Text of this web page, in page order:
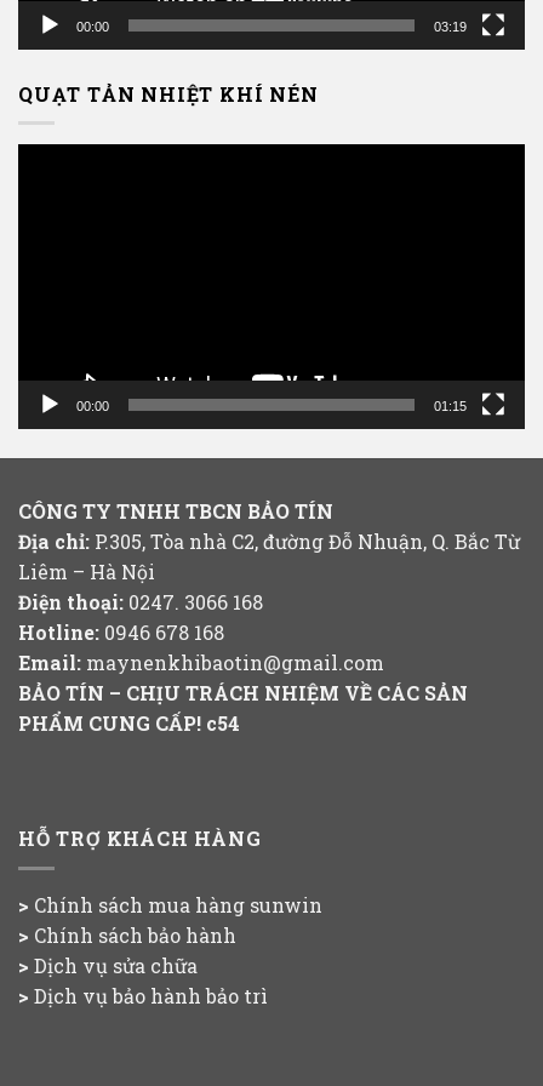
00:00 03:19
QUẠT TẢN NHIỆT KHÍ NÉN
00:00 01:15
CÔNG TY TNHH TBCN BẢO TÍN
Địa chỉ: P.305, Tòa nhà C2, đường Đỗ Nhuận, Q. Bắc Từ
Liêm – Hà Nội
Điện thoại: 0247. 3066 168
Hotline: 0946 678 168
Email: maynenkhibaotin@gmail.com
BẢO TÍN – CHỊU TRÁCH NHIỆM VỀ CÁC SẢN
PHẨM CUNG CẤP! c54
HỖ TRỢ KHÁCH HÀNG
> Chính sách mua hàng sunwin
> Chính sách bảo hành
> Dịch vụ sửa chữa
> Dịch vụ bảo hành bảo trì